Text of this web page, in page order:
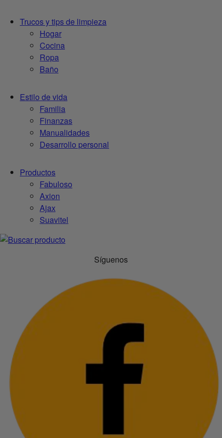
Trucos y tips de limpieza
Hogar
Cocina
Ropa
Baño
Estilo de vida
Familia
Finanzas
Manualidades
Desarrollo personal
Productos
Fabuloso
Axion
Ajax
Suavitel
Síguenos